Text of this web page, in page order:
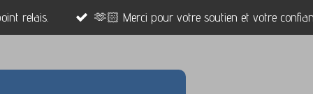
relais. 🫶🏻 Merci pour votre soutien et votre